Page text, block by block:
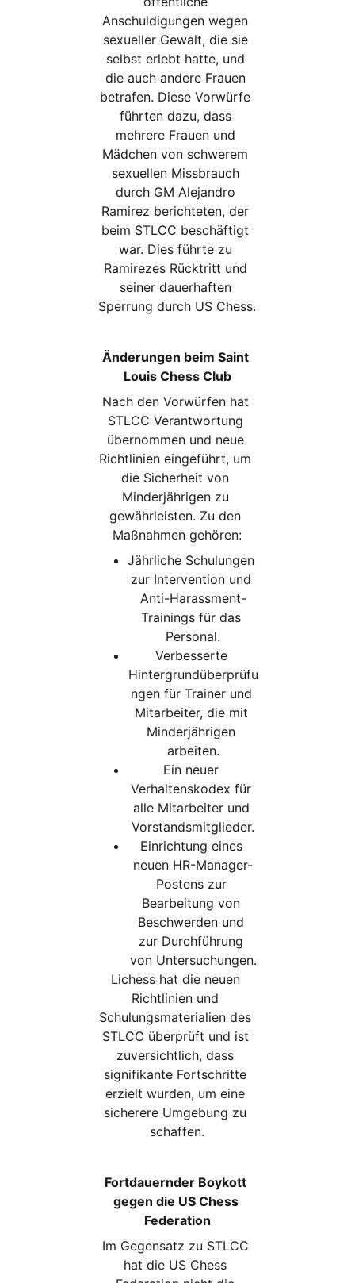
Anschuldigungen wegen
sexueller Gewalt, die sie
selbst erlebt hatte, und
die auch andere Frauen
betrafen. Diese Vorwürfe
führten dazu, dass
mehrere Frauen und
Mädchen von schwerem
sexuellen Missbrauch
durch GM Alejandro
Ramirez berichteten, der
beim STLCC beschäftigt
war. Dies führte zu
Ramirezes Rücktritt und
seiner dauerhaften
Sperrung durch US Chess.
Änderungen beim Saint
Louis Chess Club
Nach den Vorwürfen hat
STLCC Verantwortung
übernommen und neue
Richtlinien eingeführt, um
die Sicherheit von
Minderjährigen zu
gewährleisten. Zu den
Maßnahmen gehören:
Jährliche Schulungen
zur Intervention und
Anti-Harassment-
Trainings für das
Personal.
Verbesserte
Hintergrundüberprüfu
ngen für Trainer und
Mitarbeiter, die mit
Minderjährigen
arbeiten.
Ein neuer
Verhaltenskodex für
alle Mitarbeiter und
Vorstandsmitglieder.
Einrichtung eines
neuen HR-Manager-
Postens zur
Bearbeitung von
Beschwerden und
zur Durchführung
von Untersuchungen.
Lichess hat die neuen
Richtlinien und
Schulungsmaterialien des
STLCC überprüft und ist
zuversichtlich, dass
signifikante Fortschritte
erzielt wurden, um eine
sicherere Umgebung zu
schaffen.
Fortdauernder Boykott
gegen die US Chess
Federation
Im Gegensatz zu STLCC
hat die US Chess